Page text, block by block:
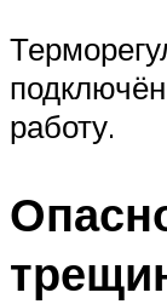
работу.